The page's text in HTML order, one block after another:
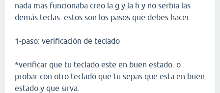
nada mas funcionaba creo la g y la h y no serbia las
demás teclas. estos son los pasos que debes hacer.
1-paso: verificación de teclado
*verificar que tu teclado este en buen estado. o
probar con otro teclado que tu sepas que esta en buen
estado y que sirva.